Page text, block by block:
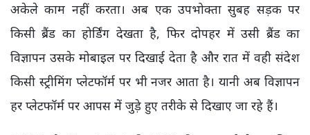
अकेले काम नहीं करता। अब एक उपभोक्ता सुबह सड़क पर
किसी ब्रैंड का होर्डिंग देखता है, फिर दोपहर में उसी ब्रैंड का
विज्ञापन उसके मोबाइल पर दिखाई देता है और रात में वही संदेश
किसी स्ट्रीमिंग प्लेटफॉर्म पर भी नजर आता है। यानी अब विज्ञापन
हर प्लेटफॉर्म पर आपस में जुड़े हुए तरीके से दिखाए जा रहे हैं।